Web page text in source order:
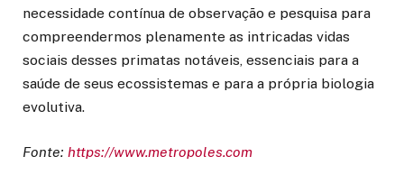
necessidade contínua de observação e pesquisa para
compreendermos plenamente as intricadas vidas
sociais desses primatas notáveis, essenciais para a
saúde de seus ecossistemas e para a própria biologia
evolutiva.
Fonte: https://www.metropoles.com